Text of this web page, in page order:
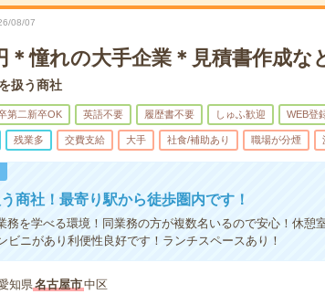
08/07
＊憧れの大手企業＊見積書作成な
扱う商社
第二新卒OK 英語不要 履歴書不要 しゅふ歓迎 WEB登
残業多 交費支給 大手 社食/補助あり 職場が分煙
商社！最寄り駅から徒歩圏内です！
務を学べる環境！同業務の方が複数名いるので安心！休憩
ビニがあり利便性良好です！ランチスペースあり！
知県名古屋市中区